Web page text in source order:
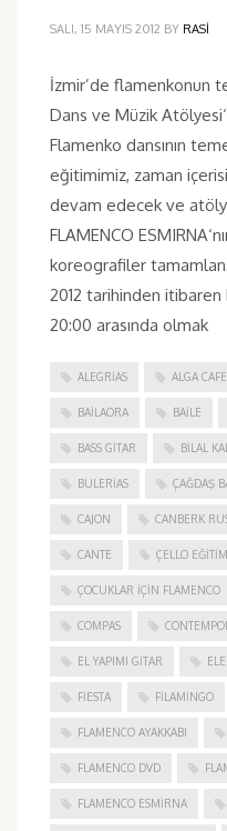
SALI, 15 MAYIS 2012 BY RASI
İzmir’de flamenkonun
Dans ve Müzik
Flamenko dansının
eğitimimiz, zaman
devam edecek ve
FLAMENCO
koreografiler
2012 tarihinden itibaren
20:00 arasında olmak
ALEGRIAS ALGA CAFE
BAILAORA BAILE
BASS GITAR BILAL
BULERIAS ÇAĞDAŞ
CAJON CANBERK
CANTE ÇELLO
ÇOCUKLAR IÇIN FLAMENCO
COMPAS
EL YAPIMI GITAR
FIESTA FILAMINGO
FLAMENCO AYAKKABI
FLAMENCO DVD
FLAMENCO ESMIRNA